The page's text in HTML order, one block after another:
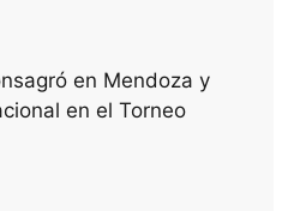
en Mendoza y
en el Torneo